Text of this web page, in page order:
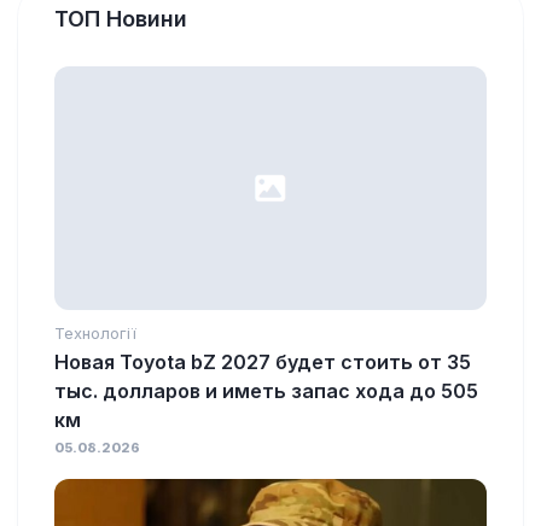
ТОП Новини
Технології
Новая Toyota bZ 2027 будет стоить от 35
тыс. долларов и иметь запас хода до 505
км
05.08.2026